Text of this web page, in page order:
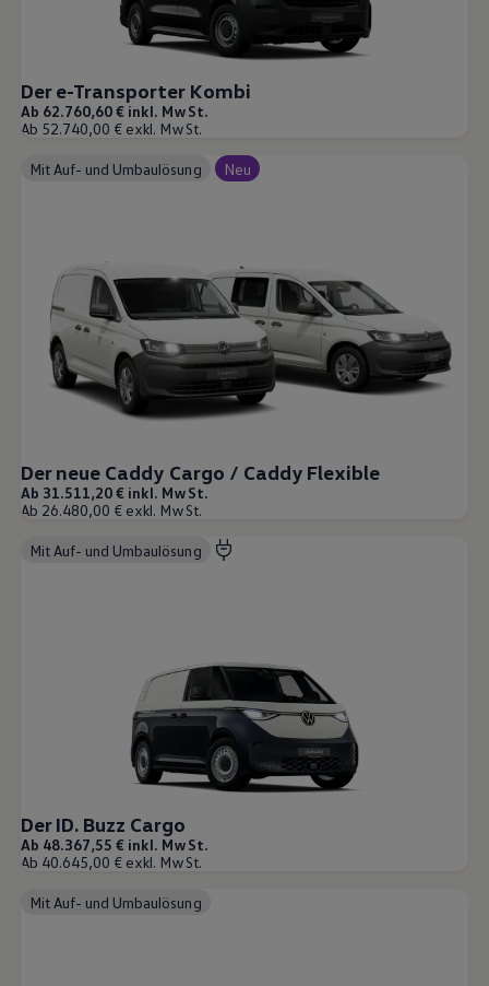
Der e-Transporter Kombi
Ab 62.760,60 € inkl. MwSt.
Ab 52.740,00 € exkl. MwSt.
Mit Auf- und Umbaulösung Neu
Der neue Caddy Cargo / Caddy Flexible
Ab 31.511,20 € inkl. MwSt.
Ab 26.480,00 € exkl. MwSt.
Mit Auf- und Umbaulösung
Der ID. Buzz Cargo
Ab 48.367,55 € inkl. MwSt.
Ab 40.645,00 € exkl. MwSt.
Mit Auf- und Umbaulösung